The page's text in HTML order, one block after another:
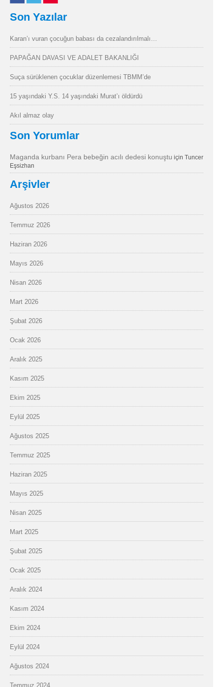
Son Yazılar
Karan’ı vuran çocuğun babası da cezalandırılmalı…
PAPAĞAN DAVASI VE ADALET BAKANLIĞI
Suça sürüklenen çocuklar düzenlemesi TBMM’de
15 yaşındaki Y.S. 14 yaşındaki Murat’ı öldürdü
Akıl almaz olay
Son Yorumlar
Maganda kurbanı Pera bebeğin acılı dedesi konuştu için Tuncer
Eşsizhan
Arşivler
Ağustos 2026
Temmuz 2026
Haziran 2026
Mayıs 2026
Nisan 2026
Mart 2026
Şubat 2026
Ocak 2026
Aralık 2025
Kasım 2025
Ekim 2025
Eylül 2025
Ağustos 2025
Temmuz 2025
Haziran 2025
Mayıs 2025
Nisan 2025
Mart 2025
Şubat 2025
Ocak 2025
Aralık 2024
Kasım 2024
Ekim 2024
Eylül 2024
Ağustos 2024
Temmuz 2024